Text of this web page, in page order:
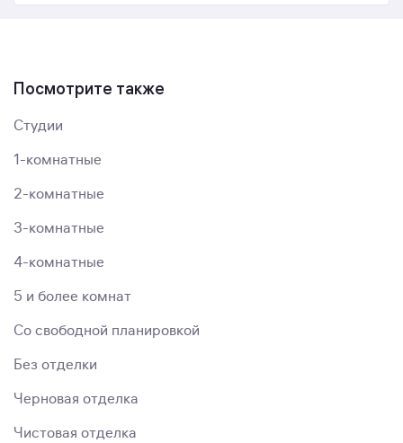
Посмотрите также
Студии
1-комнатные
2-комнатные
3-комнатные
4-комнатные
5 и более комнат
Со свободной планировкой
Без отделки
Черновая отделка
Чистовая отделка